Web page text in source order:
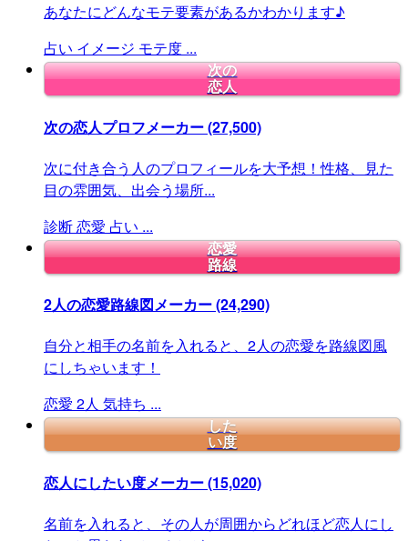
あなたにどんなモテ要素があるかわかります♪
占い イメージ モテ度 ...
次の
恋人
次の恋人プロフメーカー(27,500)
次に付き合う人のプロフィールを大予想！性格、見た
目の雰囲気、出会う場所...
診断恋愛 占い ...
恋愛
路線
2人の恋愛路線図メーカー(24,290)
自分と相手の名前を入れると、2人の恋愛を路線図風
にしちゃいます！
恋愛 2人 気持ち ...
した
い度
恋人にしたい度メーカー(15,020)
名前を入れると、その人が周囲からどれほど恋人にし